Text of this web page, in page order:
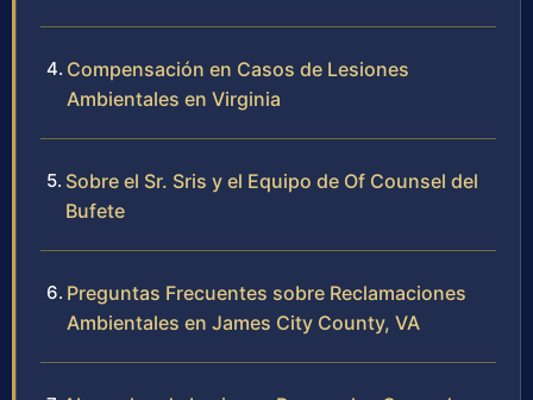
Compensación en Casos de Lesiones
Ambientales en Virginia
Sobre el Sr. Sris y el Equipo de Of Counsel del
Bufete
Preguntas Frecuentes sobre Reclamaciones
Ambientales en James City County, VA